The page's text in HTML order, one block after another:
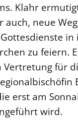
Klahr
auch, neue
in
zu feiern.
Vertretung für
erst am
wird.
Pfarrberuf